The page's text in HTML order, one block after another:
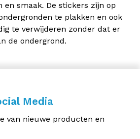
en smaak. De stickers zijn op
te plakken en ook
te verwijderen zonder dat er
de ondergrond.
Media
van nieuwe producten en